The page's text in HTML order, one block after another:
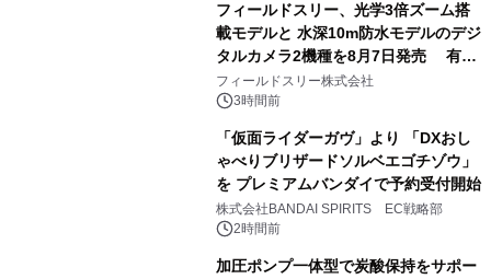
フィールドスリー、光学3倍ズーム搭
載モデルと 水深10m防水モデルのデジ
タルカメラ2機種を8月7日発売 有効
約1300万画素、用途別に選べるコンデ
ジ新登場
フィールドスリー株式会社
3時間前
「仮面ライダーガヴ」より 「DXおし
ゃべりブリザードソルベエゴチゾウ」
を プレミアムバンダイで予約受付開始
株式会社BANDAI SPIRITS EC戦略部
2時間前
加圧ポンプ一体型で炭酸保持をサポー